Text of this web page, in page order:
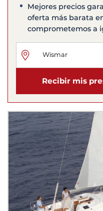
Mejores precios
oferta más barata
comprometemos a
Recibir mis